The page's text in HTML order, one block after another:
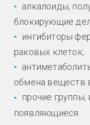
алкалоиды,
блокирующие
ингибиторы
раковых клеток;
обмена веществ
прочие
появляющиеся.